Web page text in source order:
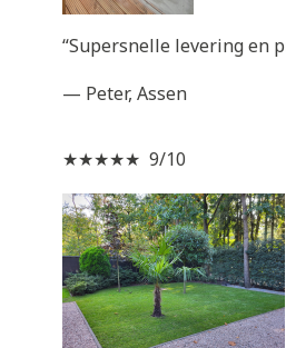
“Supersnelle levering en
— Peter, Assen
★★★★★ 9/10